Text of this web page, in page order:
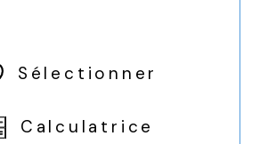
Sélectionner
Calculatrice